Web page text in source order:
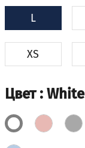
L
XS
Цвет: White